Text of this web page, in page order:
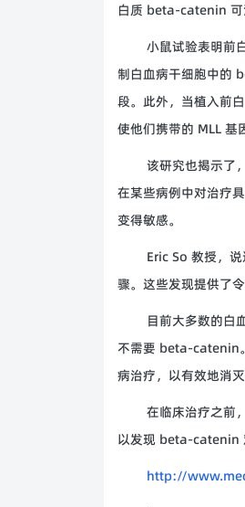
白质 beta-catenin 可
小鼠试验表明前
制白血病干细胞中的
段。此外，当植入前
使他们携带的 MLL 基
该研究也揭示了
在某些病例中对治疗
变得敏感。
Eric So 教授，
骤。这些发现提供了
目前大多数的白
不需要 beta-catenin
病治疗，以有效地消
在临床治疗之前
以发现 beta-catenin
http://